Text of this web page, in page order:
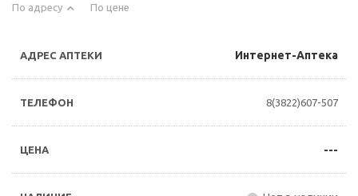
По адресу По цене
Интернет-Аптека
8(3822)607-507
---